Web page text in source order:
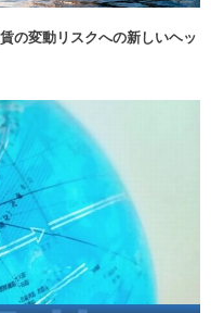
の変動リスクへの新しいヘッ